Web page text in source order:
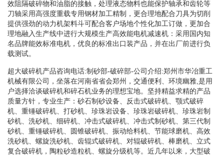
效阻隔破碎物和油脂的接触，处理液态物料也能保护轴承和齿轮等
刀轴采用高强度重载专用钢材加工精制，更合理地配合刀具为切削
提供强劲的动力机架料斗可配合客户场地个性化加工订做，更加合
理地融入生产线中进行大规模生产高效能电机减速机：采用国内知
名品牌能效标准电机，优良的标准出口装产品，并在出厂前进行负
载测试。
超大破碎机产品咨询电话:制砂部-破碎部-公司介绍:郑州市华冶重工
机械有限公司，坐落在河南省省会郑州，交通便利、环境幽雅,是用
户选择洽谈破碎机和碎石机业务的理想宝地。坚持精益求精的产品
质量方针，专业生产：砂石制砂设备、反击式破碎机、颚式破碎
机、重锤破碎机、打砂机、珍珠岩设备、珍珠岩破碎机、珍珠岩制
砂机、洗砂机、细碎机、冲击式破碎机、冲击式制砂机、第三代制
砂机、重锤破碎机、圆锥破碎机、振动给料机、节能球磨机、高效
洗砂机、螺旋洗砂机、齿辊式破碎机、对辊破碎机、棒磨机、立式
复合破碎机，陶粒砂造粒机、螺旋分级机等。近几年以来，大型破